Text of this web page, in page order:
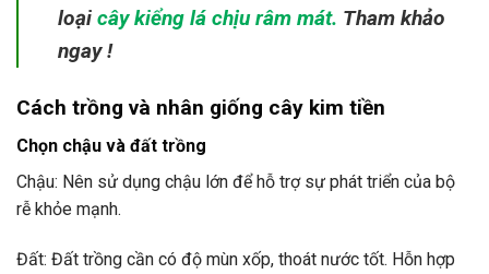
loại cây kiểng lá chịu râm mát. Tham khảo
ngay !
Cách trồng và nhân giống cây kim tiền
Chọn chậu và đất trồng
Chậu: Nên sử dụng chậu lớn để hỗ trợ sự phát triển của bộ
rễ khỏe mạnh.
Đất: Đất trồng cần có độ mùn xốp, thoát nước tốt. Hỗn hợp